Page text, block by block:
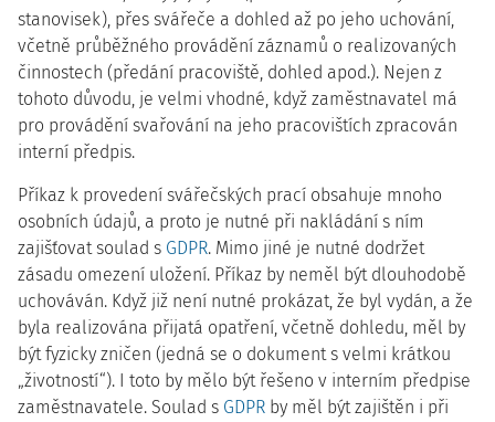
stanovisek), přes svářeče a dohled až po jeho uchování,
včetně průběžného provádění záznamů o realizovaných
činnostech (předání pracoviště, dohled apod.). Nejen z
tohoto důvodu, je velmi vhodné, když zaměstnavatel má
pro provádění svařování na jeho pracovištích zpracován
interní předpis.
Příkaz k provedení svářečských prací obsahuje mnoho
osobních údajů, a proto je nutné při nakládání s ním
zajišťovat soulad s GDPR. Mimo jiné je nutné dodržet
zásadu omezení uložení. Příkaz by neměl být dlouhodobě
uchováván. Když již není nutné prokázat, že byl vydán, a že
byla realizována přijatá opatření, včetně dohledu, měl by
být fyzicky zničen (jedná se o dokument s velmi krátkou
„životností“). I toto by mělo být řešeno v interním předpise
zaměstnavatele. Soulad s GDPR by měl být zajištěn i při